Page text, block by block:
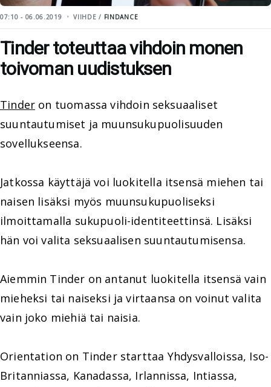
07:10 - 06.06.2019 VIIHDE / FINDANCE
Tinder toteuttaa vihdoin monen
toivoman uudistuksen
Tinder on tuomassa vihdoin seksuaaliset
suuntautumiset ja muunsukupuolisuuden
sovellukseensa.
Jatkossa käyttäjä voi luokitella itsensä miehen tai
naisen lisäksi myös muunsukupuoliseksi
ilmoittamalla sukupuoli-identiteettinsä. Lisäksi
hän voi valita seksuaalisen suuntautumisensa.
Aiemmin Tinder on antanut luokitella itsensä vain
mieheksi tai naiseksi ja virtaansa on voinut valita
vain joko miehiä tai naisia.
Orientation on Tinder starttaa Yhdysvalloissa, Iso-
Britanniassa, Kanadassa, Irlannissa, Intiassa,